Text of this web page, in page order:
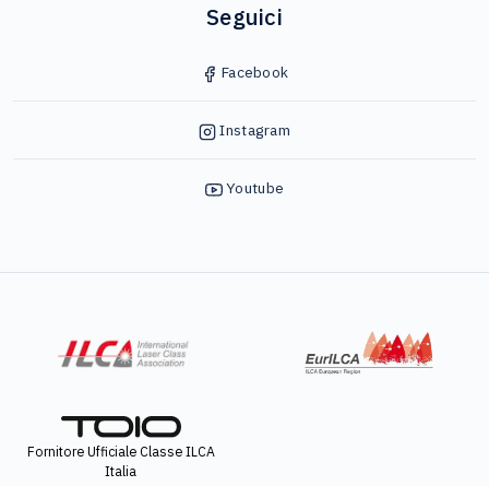
Seguici
Facebook
Instagram
Youtube
Fornitore Ufficiale Classe ILCA
Italia